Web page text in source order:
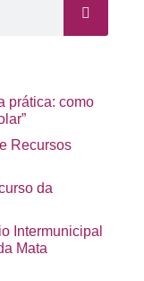
prática: como
Recursos
da
Intermunicipal
Mata